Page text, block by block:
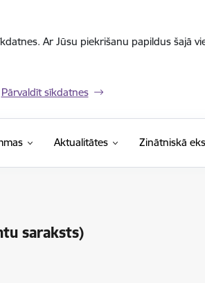
Ar Jūsu piekrišanu papildus šajā
Pārvaldīt sīkdatnes
Aktualitātes Zinātniskā
saraksts)